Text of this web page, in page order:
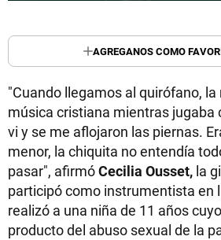
AGREGANOS COMO
"Cuando llegamos al quirófano,
música cristiana mientras jugaba
vi y se me aflojaron las piernas.
menor, la chiquita no entendía
pasar", afirmóCecilia Ousset, la
participó como instrumentista en
realizó a una niña de 11 años
producto del abuso sexual de la